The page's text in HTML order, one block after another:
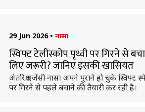
29 Jun 2026 • नासा
स्विफ्ट टेलीस्कोप पृथ्वी पर गिरने से
लिए जरूरी? जानिए इसकी खासियत
अंतरिक्ष एजेंसी नासा अपने पुराने हो चुके स्विफ्ट
पर गिरने से पहले बचाने की तैयारी कर रही है।